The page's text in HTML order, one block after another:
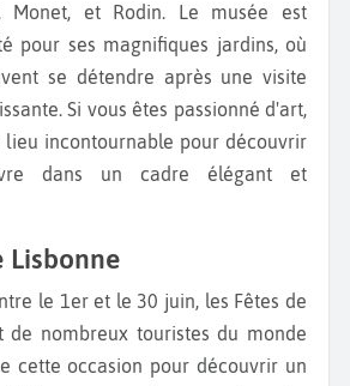
Monet, et Rodin. Le musée est
pour ses magnifiques jardins, où
se détendre après une visite
Si vous êtes passionné d'art,
lieu incontournable pour découvrir
dans un cadre élégant et
Lisbonne
de nombreux touristes du monde
cette occasion pour découvrir un